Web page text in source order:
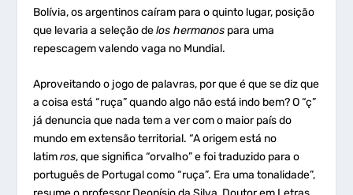
Bolívia, os argentinos caíram para o quinto lugar, posição
que levaria a seleção delos hermanos para uma
repescagem valendo vaga no Mundial.
Aproveitando o jogo de palavras, por que é que se diz que
a coisa está “ruça” quando algo não está indo bem? O “ç”
já denuncia que nada tem a ver com o maior país do
mundo em extensão territorial. “A origem está no
latimros, que significa “orvalho” e foi traduzido para o
português de Portugal como “ruça”. Era uma tonalidade”,